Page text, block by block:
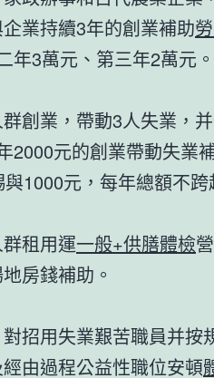
業持續3年的創業補助
年3萬元、第三年2萬元
創業，帶動3人失業，
2000元的創業帶動失業
1000元，每年總額不跨
租用運一般+供膳體檢
房錢補助。
招用失業艱苦職員并按
由過程公益性職位安頓